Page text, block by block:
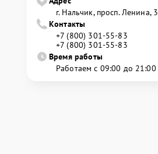
г. Нальчик, просп. Ленина, 3
Контакты
+7 (800) 301-55-83
+7 (800) 301-55-83
Время работы
Работаем с 09:00 до 21:00